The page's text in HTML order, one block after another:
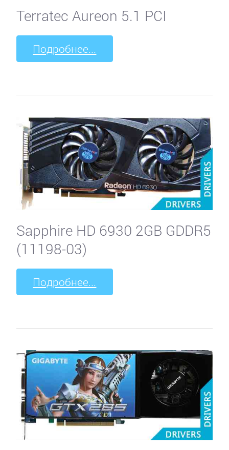
Terratec Aureon 5.1 PCI
Подробнее...
Sapphire HD 6930 2GB GDDR5
(11198-03)
Подробнее...